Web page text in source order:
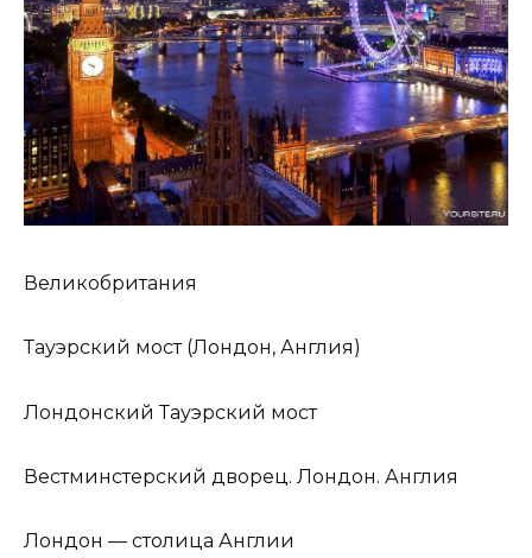
Великобритания
Тауэрский мост (Лондон, Англия)
Лондонский Тауэрский мост
Вестминстерский дворец. Лондон. Англия
Лондон — столица Англии